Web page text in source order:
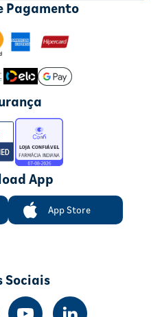
Pagamento
App
App Store
Sociais